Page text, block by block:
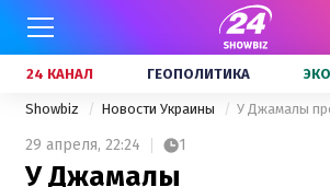
24 КАНАЛ ГЕОПОЛИТИКА
Showbiz Новости Украины
29 апреля, 22:24 1
У Джамалы